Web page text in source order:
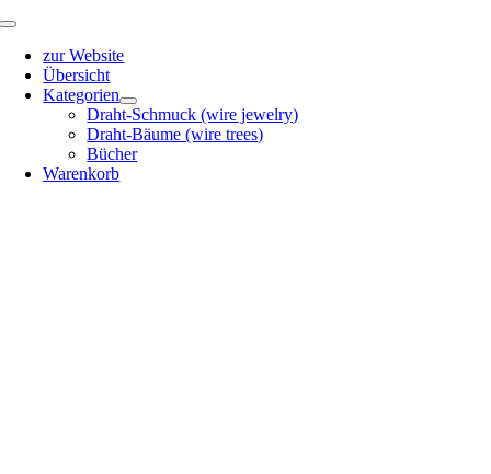
Zum
springen
Toggle
Navigationzur Website
Übersicht
Kategorien
Draht-Schmuck (wire jewelry)
Draht-Bäume (wire trees)
Bücher
Warenkorb